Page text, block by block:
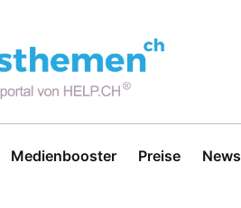
Medienbooster Preise